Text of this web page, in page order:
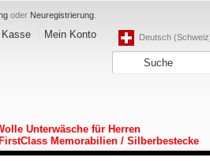
oder Neuregistrierung
Kasse Mein Konto Deutsch
Unterwäsche für Herren
Memorabilien / Silberbestecke